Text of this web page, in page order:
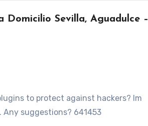
Domicilio Sevilla, Aguadulce –
to protect against hackers? Im
suggestions? 641453